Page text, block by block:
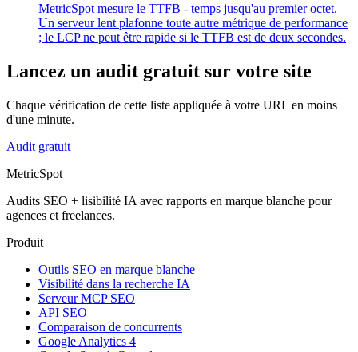
MetricSpot mesure le TTFB - temps jusqu'au premier octet.
Un serveur lent plafonne toute autre métrique de performance
; le LCP ne peut être rapide si le TTFB est de deux secondes.
Lancez un audit gratuit sur votre site
Chaque vérification de cette liste appliquée à votre URL en moins
d'une minute.
Audit gratuit
MetricSpot
Audits SEO + lisibilité IA avec rapports en marque blanche pour
agences et freelances.
Produit
Outils SEO en marque blanche
Visibilité dans la recherche IA
Serveur MCP SEO
API SEO
Comparaison de concurrents
Google Analytics 4